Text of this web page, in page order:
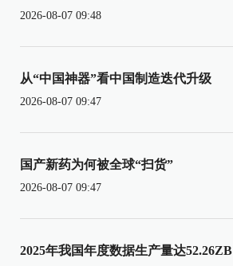
2026-08-07 09:48
从“中国神器”看中国制造迭代升级
2026-08-07 09:47
国产新药为何被全球“扫货”
2026-08-07 09:47
2025年我国年度数据生产量达52.26ZB